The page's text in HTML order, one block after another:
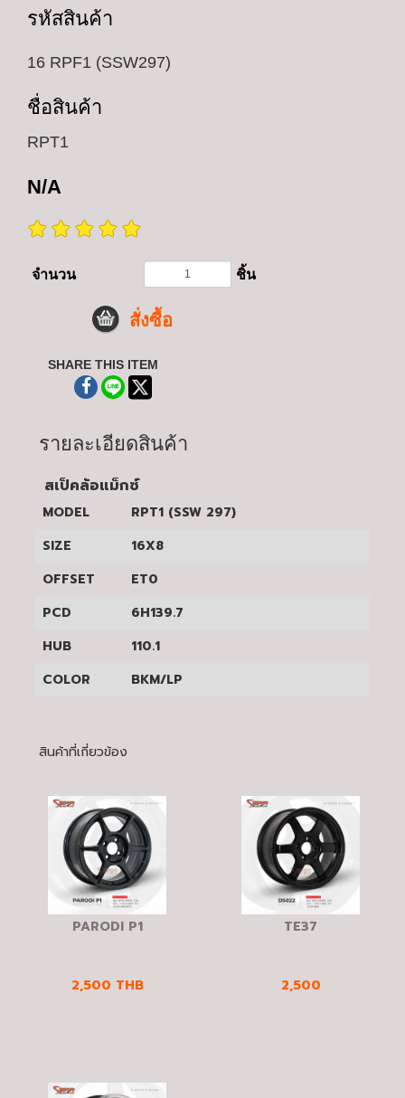
รหัสสินค้า
16 RPF1 (SSW297)
ชื่อสินค้า
RPT1
N/A
จำนวน ชิ้น
สั่งซื้อ
SHARE THIS ITEM
รายละเอียดสินค้า
สเป็คล้อแม็กซ์
MODEL
RPT1 (SSW 297)
SIZE
16X8
OFFSET
ET0
PCD
6H139.7
HUB
110.1
COLOR
BKM/LP
สินค้าที่เกี่ยวข้อง
PARODI P1
2,500 THB
TE37
2,500